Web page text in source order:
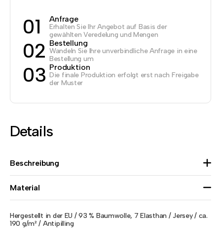
01 Anfrage
Erhalten Sie Ihr Angebot auf Basis der
gewählten Veredelung und Mengen
02 Bestellung
Wandeln Sie Ihre unverbindliche Anfrage in eine
Bestellung um
03 Produktion
Die finale Produktion erfolgt erst nach Freigabe
der Muster
Details
Beschreibung
Material
Hergestellt in der EU / 93 % Baumwolle, 7 Elasthan / Jersey / ca.
190 g/m² / Antipilling